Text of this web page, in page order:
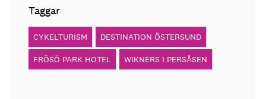
Taggar
CYKELTURISM DESTINATION ÖSTERSUND
FRÖSÖ PARK HOTEL WIKNERS I PERSÅSEN